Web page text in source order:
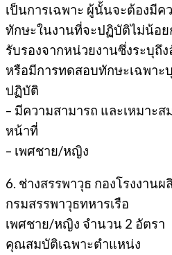
เป็นการเฉพาะ ผู้นั้นจะต้องมีค
ทักษะในงานที่จะปฏิบัติไม่น้อย
รับรองจากหน่วยงานซึ่งระบุถึ
หรือมีการทดสอบทักษะเฉพาะ
ปฏิบัติ
– มีความสามารถ และเหมาะ
หน้าที่
– เพศชาย/หญิง
6. ช่างสรรพาวุธ กองโรงงาน
กรมสรรพาวุธทหารเรือ
เพศชาย/หญิง จำนวน 2 อัตรา
คุณสมบัติเฉพาะตำแหน่ง